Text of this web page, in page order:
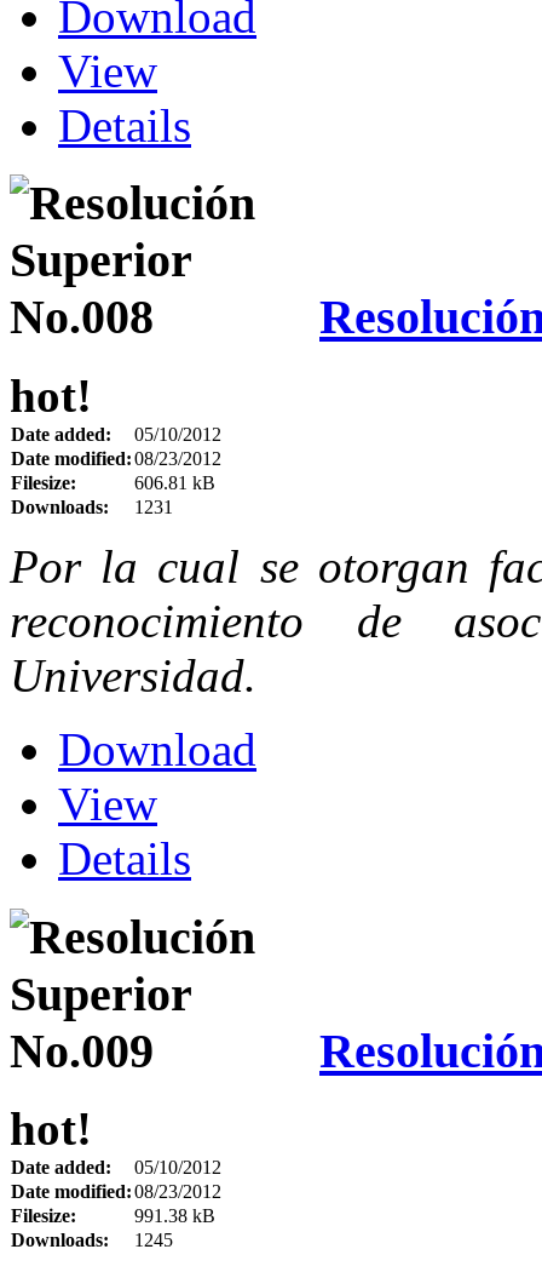
Download
View
Details
hot!
Date added:
05/10/2012
Date modified:08/23/2012
Filesize:
606.81 kB
Downloads:
1231
Por la cual se otorgan
reconocimiento de
Universidad.
Download
View
Details
hot!
Date added:
05/10/2012
Date modified:08/23/2012
Filesize:
991.38 kB
Downloads:
1245